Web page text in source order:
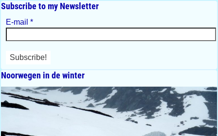
Subscribe to my Newsletter
E-mail *
Noorwegen in de winter